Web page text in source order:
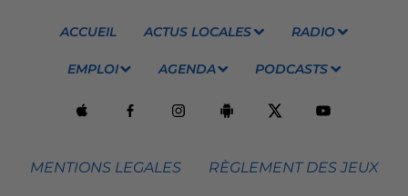
ACCUEIL ACTUS LOCALES RADIO
EMPLOI AGENDA PODCASTS
MENTIONS LEGALES RÈGLEMENT DES JEUX